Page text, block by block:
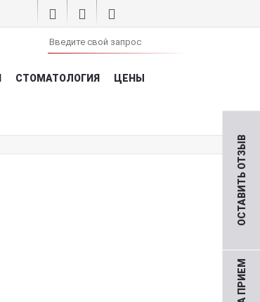
СТОМАТОЛОГИЯ ЦЕНЫ
ОСТАВИТЬ ОТЗЫВ